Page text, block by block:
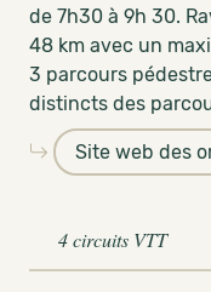
de 7h30 à 9h 30.
48 km avec un
3 parcours
distincts des
Site web des
4 circuits VTT